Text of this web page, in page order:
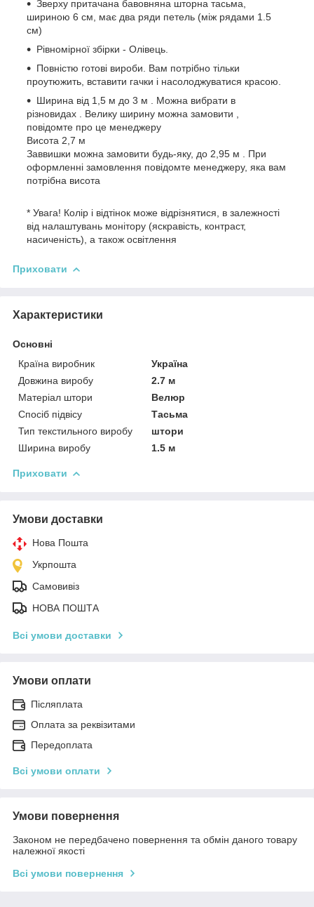
Зверху притачана бавовняна шторна тасьма,
шириною 6 см, має два ряди петель (між рядами 1.5
см)
Рівномірної збірки - Олівець.
Повністю готові вироби. Вам потрібно тільки
проутюжить, вставити гачки і насолоджуватися красою.
Ширина від 1,5 м до 3 м . Можна вибрати в
різновидах . Велику ширину можна замовити ,
повідомте про це менеджеру
Висота 2,7 м
Заввишки можна замовити будь-яку, до 2,95 м . При
оформленні замовлення повідомте менеджеру, яка вам
потрібна висота
* Увага! Колір і відтінок може відрізнятися, в залежності
від налаштувань монітору (яскравість, контраст,
насиченість), а також освітлення
Приховати
Характеристики
Основні
Країна виробник
Україна
Довжина виробу
2.7 м
Матеріал штори
Велюр
Спосіб підвісу
Тасьма
Тип текстильного виробу
штори
Ширина виробу
1.5 м
Приховати
Умови доставки
Нова Пошта
Укрпошта
Самовивіз
НОВА ПОШТА
Всі умови доставки
Умови оплати
Післяплата
Оплата за реквізитами
Передоплата
Всі умови оплати
Умови повернення
Законом не передбачено повернення та обмін даного товару
належної якості
Всі умови повернення